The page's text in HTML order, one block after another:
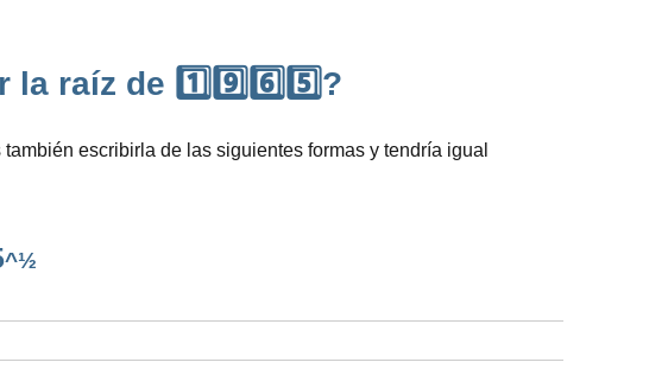
raíz de 1️⃣9️⃣6️⃣5️⃣?
escribirla de las siguientes formas y tendría igual
^½